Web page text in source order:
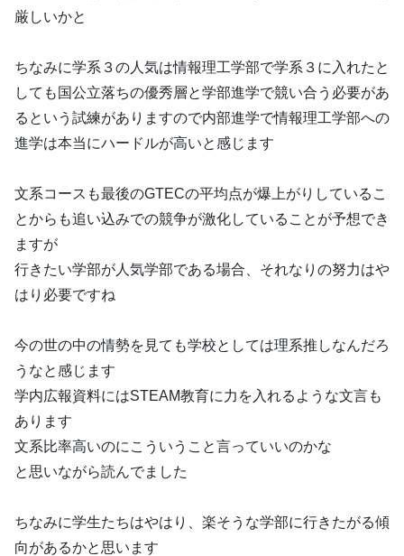
厳しいかと
ちなみに学系３の人気は情報理工学部で学系３に入れたと
しても国公立落ちの優秀層と学部進学で競い合う必要があ
るという試練がありますので内部進学で情報理工学部への
進学は本当にハードルが高いと感じます
文系コースも最後のGTECの平均点が爆上がりしているこ
とからも追い込みでの競争が激化していることが予想でき
ますが
行きたい学部が人気学部である場合、それなりの努力はや
はり必要ですね
今の世の中の情勢を見ても学校としては理系推しなんだろ
うなと感じます
学内広報資料にはSTEAM教育に力を入れるような文言も
あります
文系比率高いのにこういうこと言っていいのかな
と思いながら読んでました
ちなみに学生たちはやはり、楽そうな学部に行きたがる傾
向があるかと思います